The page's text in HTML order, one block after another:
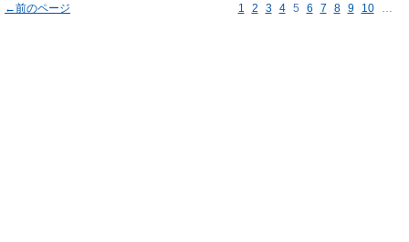
←前のページ 1 2 3 4 5 6 7 8 9 10 …